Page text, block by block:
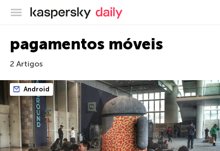
Blog oficial da Kaspersky
pagamentos móveis
2 Artigos
Android